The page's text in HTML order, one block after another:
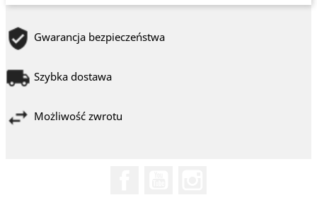
Gwarancja bezpieczeństwa
Szybka dostawa
Możliwość zwrotu